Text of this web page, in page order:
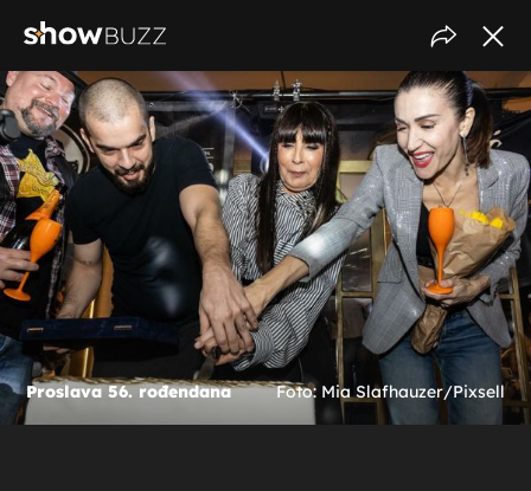
Proslava 56. rođendana Foto: Mia Slafhauzer/Pixsell